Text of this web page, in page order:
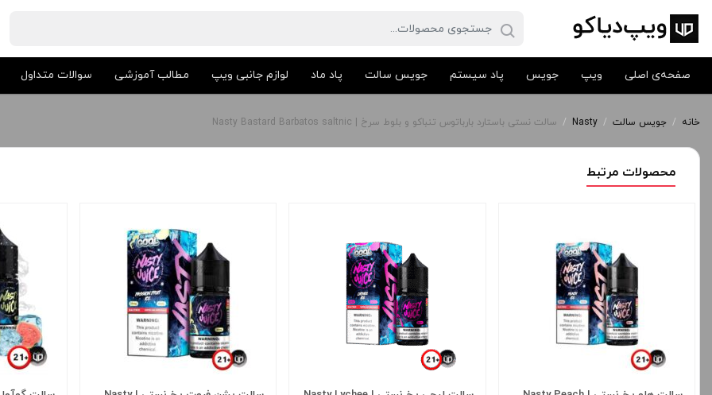
صفحه‌ی اصلی ویپ جویس پاد سیستم جویس سالت پاد ماد لوازم جانبی ویپ مطالب آموزشی سوالات متداول
خانه / جویس سالت /
Nasty
/ سالت نستی باستارد بارباتوس تنباکو و بلوط سرخ | Nasty Bastard Barbatos saltnic
محصولات مرتبط